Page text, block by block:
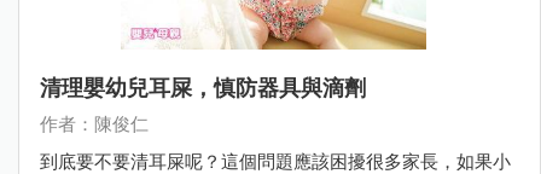
清理嬰幼兒耳屎，慎防器具與滴劑
作者：陳俊仁
到底要不要清耳屎呢？這個問題應該困擾很多家長，如果小